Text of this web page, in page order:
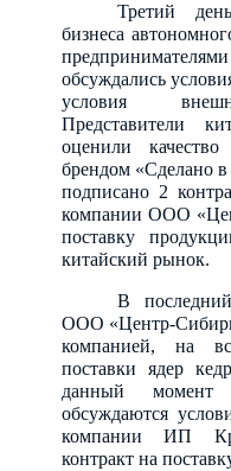
Третий
бизнеса
обсуждались
условия
Представители
оценили
брендом «Сделано
подписано 2
компании ООО
поставку
китайский рынок.
В
ООО «Центр-
компанией, на
поставки ядер
данный момент
обсуждаются
компании ИП
контракт на